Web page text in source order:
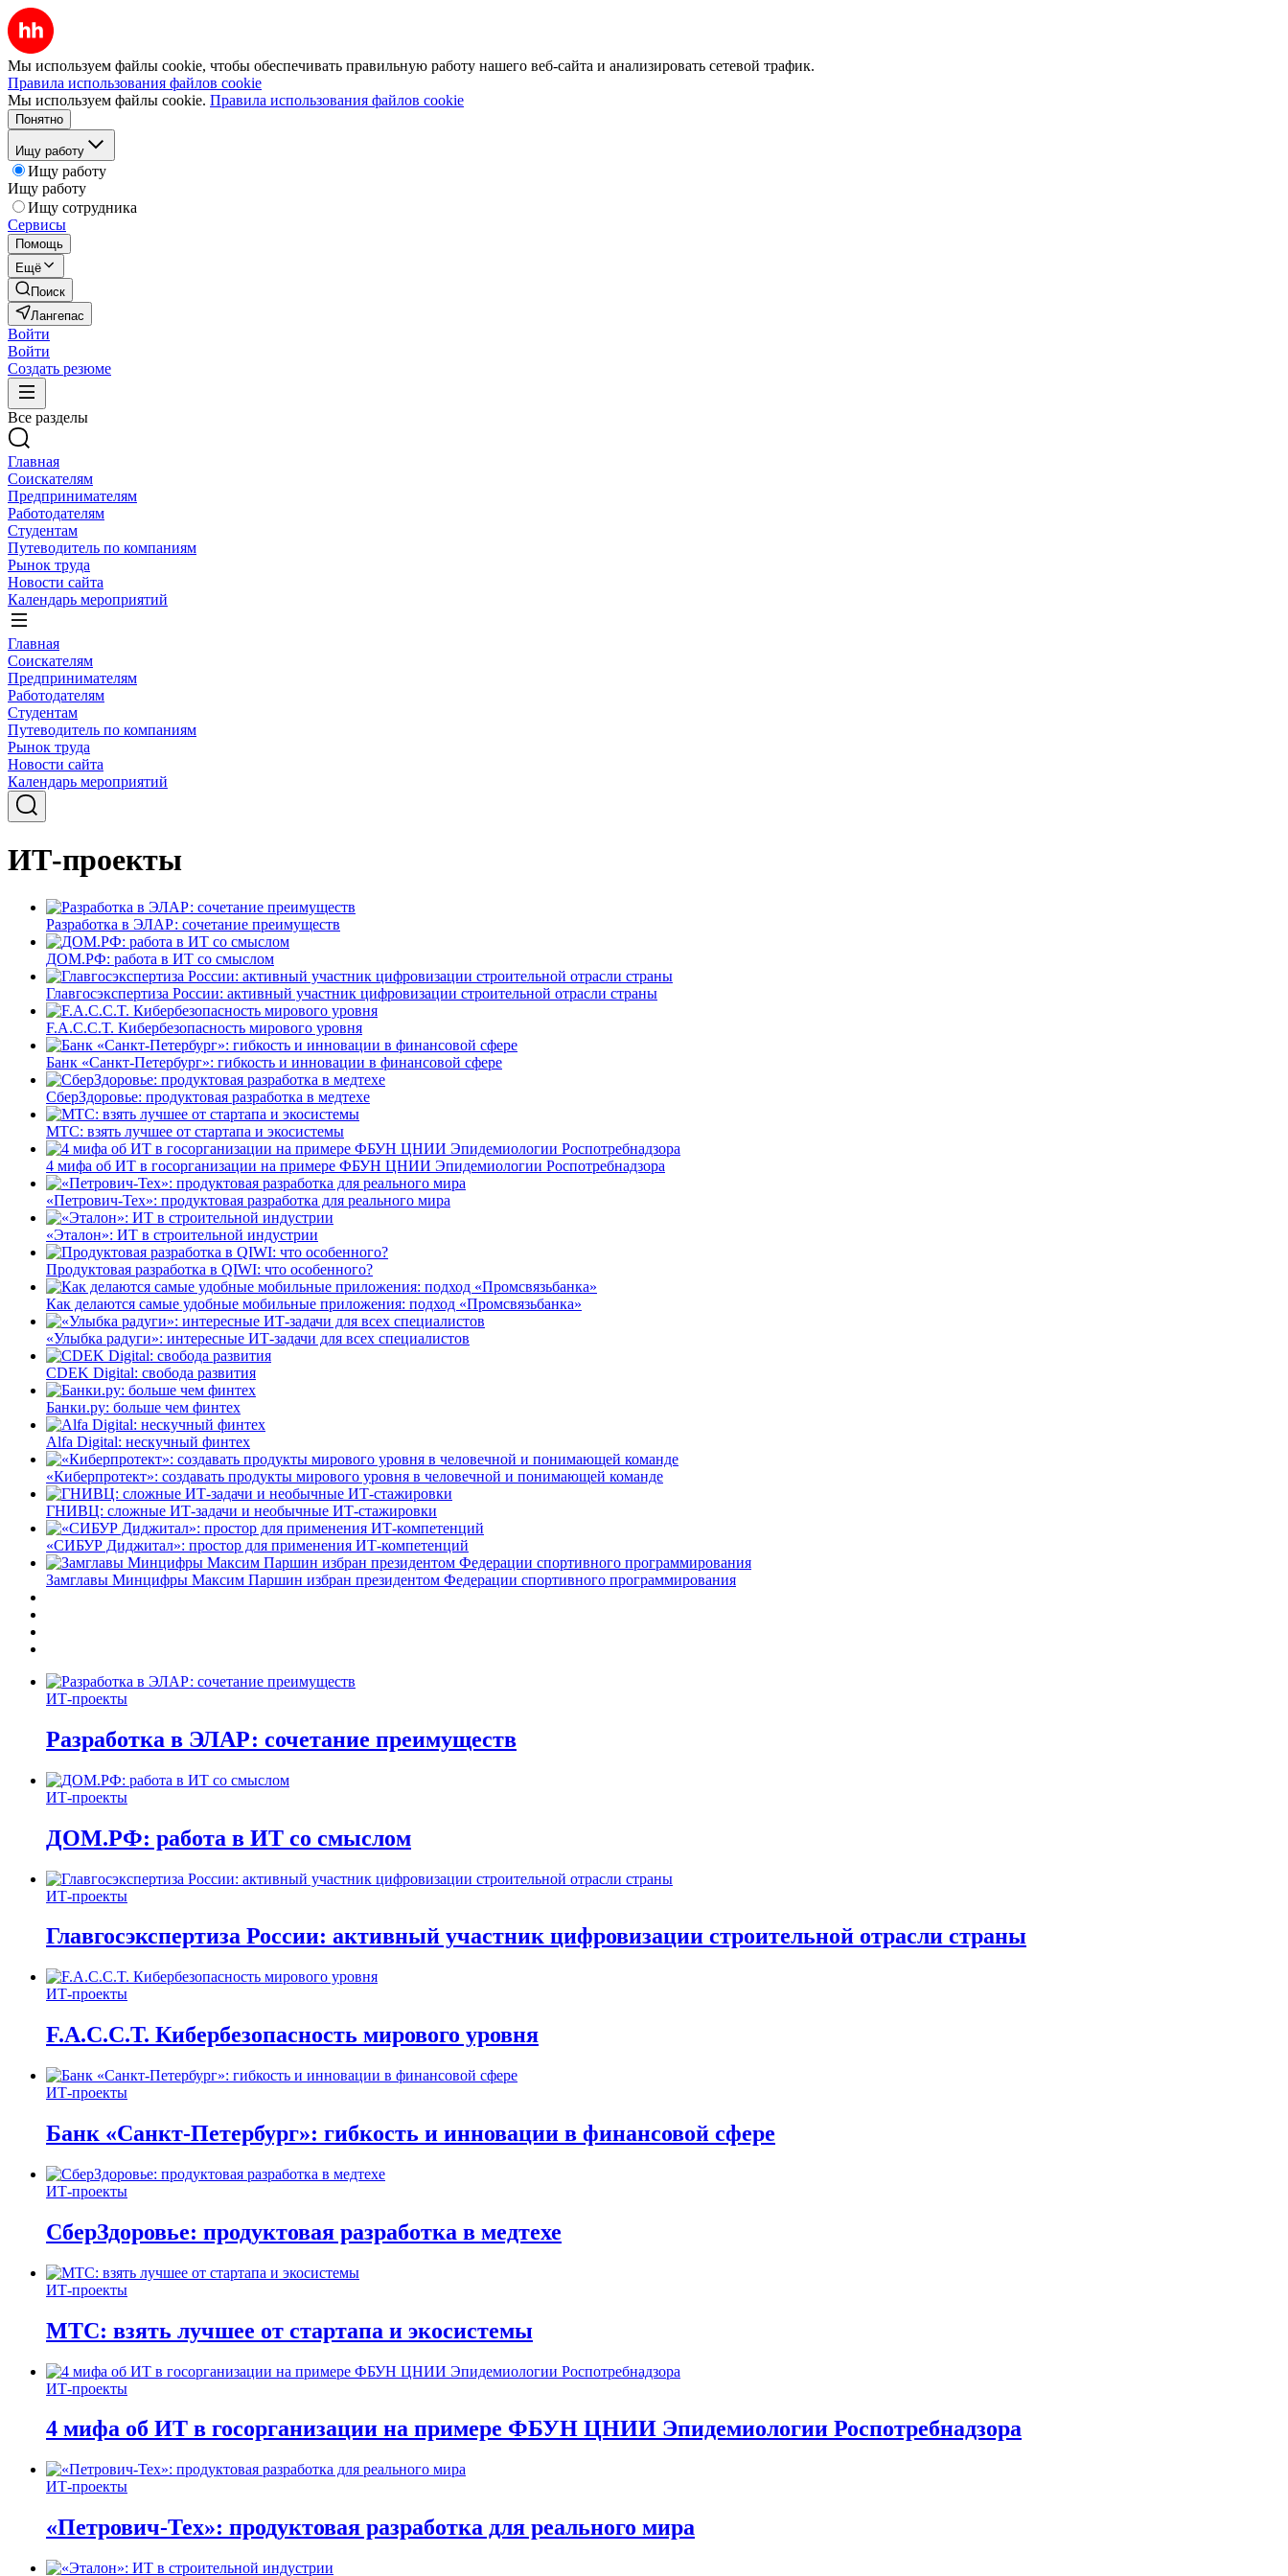
Мы используем файлы cookie, чтобы обеспечивать правильную работу нашего веб-сайта и анализировать сетевой трафик.
Правила использования файлов cookie
Мы используем файлы cookie. Правила использования файлов cookie
Понятно
Ищу работу
Ищу работу
Ищу работу
Ищу сотрудника
Сервисы
Помощь
Ещё
Поиск
Лангепас
Войти
Войти
Создать резюме
Все разделы
Главная
Соискателям
Предпринимателям
Работодателям
Студентам
Путеводитель по компаниям
Рынок труда
Новости сайта
Календарь мероприятий
Главная
Соискателям
Предпринимателям
Работодателям
Студентам
Путеводитель по компаниям
Рынок труда
Новости сайта
Календарь мероприятий
ИТ-проекты
Разработка в ЭЛАР: сочетание преимуществ
ДОМ.РФ: работа в ИТ со смыслом
Главгосэкспертиза России: активный участник цифровизации строительной отрасли страны
F.A.C.C.T. Кибербезопасность мирового уровня
Банк «Санкт-Петербург»: гибкость и инновации в финансовой сфере
СберЗдоровье: продуктовая разработка в медтехе
МТС: взять лучшее от стартапа и экосистемы
4 мифа об ИТ в госорганизации на примере ФБУН ЦНИИ Эпидемиологии Роспотребнадзора
«Петрович-Тех»: продуктовая разработка для реального мира
«Эталон»: ИТ в строительной индустрии
Продуктовая разработка в QIWI: что особенного?
Как делаются самые удобные мобильные приложения: подход «Промсвязьбанка»
«Улыбка радуги»: интересные ИТ-задачи для всех специалистов
CDEK Digital: свобода развития
Банки.ру: больше чем финтех
Alfa Digital: нескучный финтех
«Киберпротект»: создавать продукты мирового уровня в человечной и понимающей команде
ГНИВЦ: сложные ИТ‑задачи и необычные ИТ‑стажировки
«СИБУР Диджитал»: простор для применения ИТ-компетенций
Замглавы Минцифры Максим Паршин избран президентом Федерации спортивного программирования
ИТ-проекты
Разработка в ЭЛАР: сочетание преимуществ
ИТ-проекты
ДОМ.РФ: работа в ИТ со смыслом
ИТ-проекты
Главгосэкспертиза России: активный участник цифровизации строительной отрасли страны
ИТ-проекты
F.A.C.C.T. Кибербезопасность мирового уровня
ИТ-проекты
Банк «Санкт-Петербург»: гибкость и инновации в финансовой сфере
ИТ-проекты
СберЗдоровье: продуктовая разработка в медтехе
ИТ-проекты
МТС: взять лучшее от стартапа и экосистемы
ИТ-проекты
4 мифа об ИТ в госорганизации на примере ФБУН ЦНИИ Эпидемиологии Роспотребнадзора
ИТ-проекты
«Петрович-Тех»: продуктовая разработка для реального мира